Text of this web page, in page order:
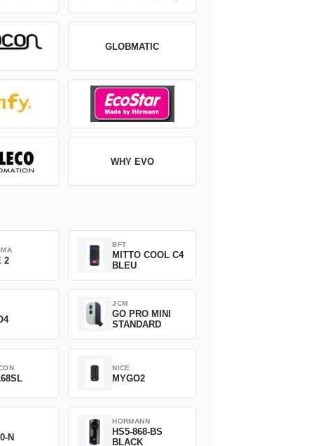
GLOBMATIC
WHY EVO
2
BFT
MITTO COOL C4
BLEU
JCM
GO PRO MINI
STANDARD
NICE
MYGO2
N
HORMANN
HS5-868-BS
BLACK